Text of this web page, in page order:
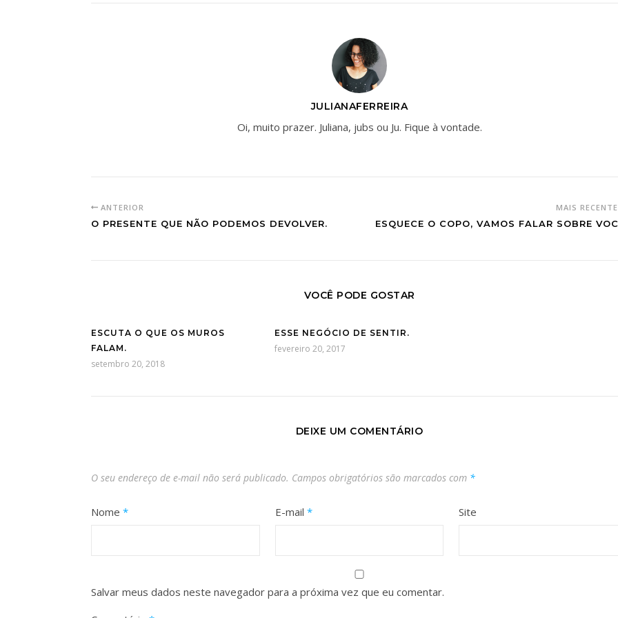
JULIANAFERREIRA
Oi, muito prazer. Juliana, jubs ou Ju. Fique à vontade.
ANTERIOR
O PRESENTE QUE NÃO PODEMOS DEVOLVER.
MAIS
ESQUECE O COPO, VAMOS FALAR SOBRE
VOCÊ PODE GOSTAR
ESCUTA O QUE OS MUROS
FALAM.
setembro 20, 2018
ESSE NEGÓCIO DE SENTIR.
fevereiro 20, 2017
DEIXE UM COMENTÁRIO
O seu endereço de e-mail não será publicado. Campos obrigatórios são marcados com *
Nome * E-mail * Site
Salvar meus dados neste navegador para a próxima vez que eu comentar.